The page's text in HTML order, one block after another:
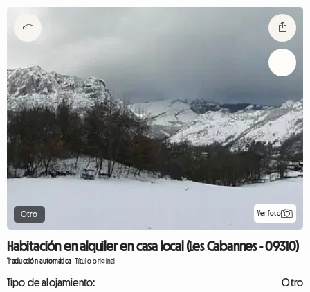
Otro Ver foto
Habitación en alquiler en casa local (Les Cabannes - 09310)
Traducción automática-Título original
Tipo de alojamiento:
Otro